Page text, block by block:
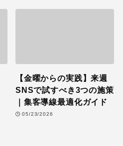
【金曜からの実践】来週
SNSで試すべき3つの施策
｜集客導線最適化ガイド
05/23/2026